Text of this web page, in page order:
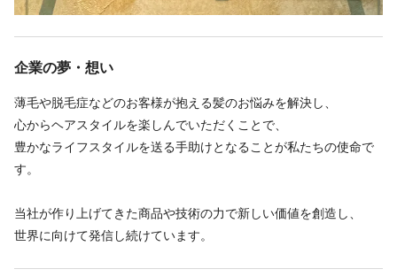
お客様が望むヘアスタイルを叶えるための＋αのスキルアップが可
ます」
んか？
■サロンの雰囲気
入れる風通しの良さがあります。
チームワークを大切に、お客様の笑顔を一つでも多く増やせるよ
う頑張っています。
企業の夢・想い
薄毛や脱毛症などのお客様が抱える髪のお悩みを解決し、
心からヘアスタイルを楽しんでいただくことで、
豊かなライフスタイルを送る手助けとなることが私たちの使命で
す。
当社が作り上げてきた商品や技術の力で新しい価値を創造し、
世界に向けて発信し続けています。